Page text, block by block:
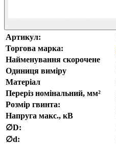
Артикул:
Торгова марка:
Найменування скорочене
Одиниця виміру
Матеріал
Переріз номінальний, мм²
Розмір гвинта:
Напруга макс., кВ
∅D:
∅d: